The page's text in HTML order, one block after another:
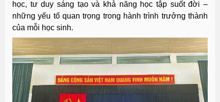
học, tư duy sáng tạo và khả năng học tập suốt đời –
những yếu tố quan trọng trong hành trình trưởng thành
của mỗi học sinh.